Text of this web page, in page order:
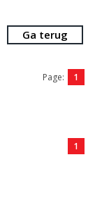
Ga terug
Page: 1
1